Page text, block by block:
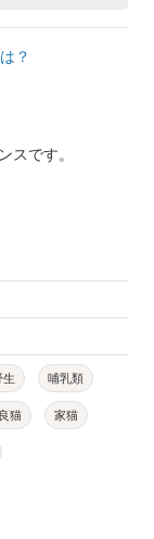
？
スです。
生 哺乳類
猫 家猫